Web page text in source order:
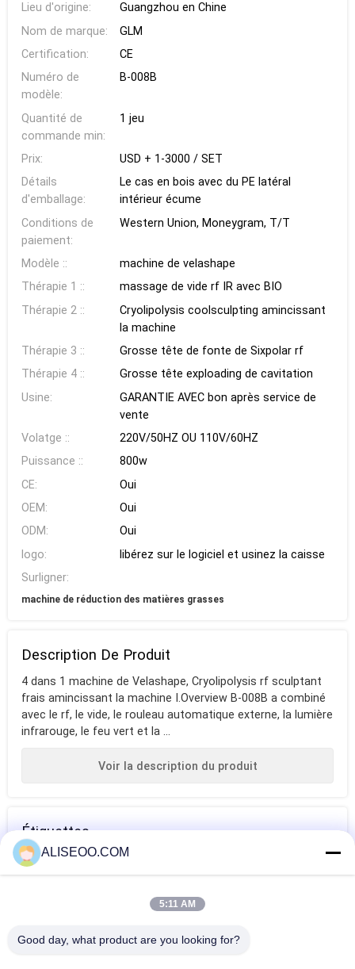
Lieu d'origine:
Guangzhou en Chine
Nom de marque:
GLM
Certification:
CE
Numéro de
modèle:
B-008B
Quantité de
commande min:
1 jeu
Prix:
USD + 1-3000 / SET
Détails
d'emballage:
Le cas en bois avec du PE latéral
intérieur écume
Conditions de
paiement:
Western Union, Moneygram, T/T
Modèle ::
machine de velashape
Thérapie 1 ::
massage de vide rf IR avec BIO
Thérapie 2 ::
Cryolipolysis coolsculpting amincissant
la machine
Thérapie 3 ::
Grosse tête de fonte de Sixpolar rf
Thérapie 4 ::
Grosse tête exploading de cavitation
Usine:
GARANTIE AVEC bon après service de
vente
Volatge ::
220V/50HZ OU 110V/60HZ
Puissance ::
800w
CE:
Oui
OEM:
Oui
ODM:
Oui
logo:
libérez sur le logiciel et usinez la caisse
Surligner:
machine de réduction des matières grasses
Description De Produit
4 dans 1 machine de Velashape, Cryolipolysis rf sculptant
frais amincissant la machine I.Overview B-008B a combiné
avec le rf, le vide, le rouleau automatique externe, la lumière
infrarouge, le feu vert et la ...
Voir la description du produit
Étiquettes
corps formant la
de cellulites
ALISEOO.COM
5:11 AM
Good day, what product are you looking for?